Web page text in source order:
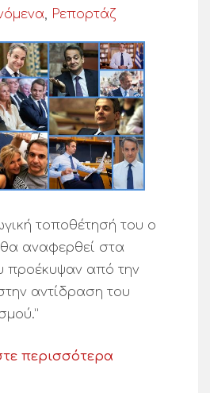
, Ρεπορτάζ
τοποθέτησή του ο
αναφερθεί στα
προέκυψαν από την
αντίδραση του
περισσότερα